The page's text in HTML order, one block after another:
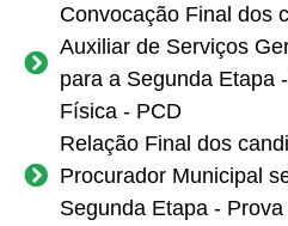
Convocação Final dos
Auxiliar de Serviços
para a Segunda Etapa
Física - PCD
Relação Final dos
Procurador Municipal
Segunda Etapa -